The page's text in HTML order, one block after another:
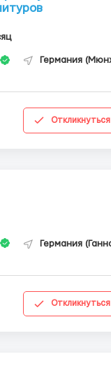
Откликнуться
Откликнуться